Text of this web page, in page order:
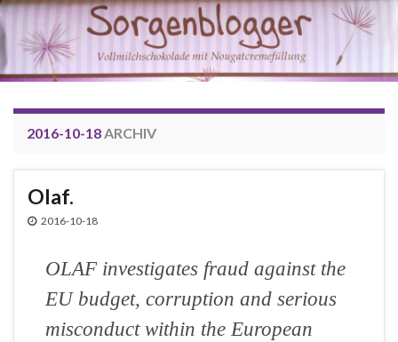
2016-10-18ARCHIV
Olaf.
2016-10-18
OLAF investigates fraud against the
EU budget, corruption and serious
misconduct within the European